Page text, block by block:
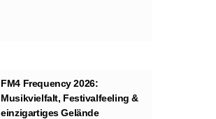
FM4 Frequency 2026:
Musikvielfalt, Festivalfeeling &
einzigartiges Gelände